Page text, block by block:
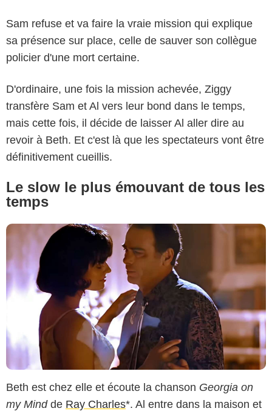
Sam refuse et va faire la vraie mission qui explique
sa présence sur place, celle de sauver son collègue
policier d'une mort certaine.
D'ordinaire, une fois la mission achevée, Ziggy
transfère Sam et Al vers leur bond dans le temps,
mais cette fois, il décide de laisser Al aller dire au
revoir à Beth. Et c'est là que les spectateurs vont être
définitivement cueillis.
Le slow le plus émouvant de tous les
temps
NBC
Beth est chez elle et écoute la chanson Georgia on
my Mindde Ray Charles*. Al entre dans la maison et